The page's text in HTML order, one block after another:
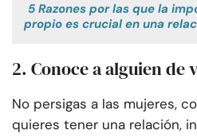
5 Razones por las que la
propio es crucial en una
2. Conoce a alguien de
No persigas a las mujeres,
quieres tener una relación,